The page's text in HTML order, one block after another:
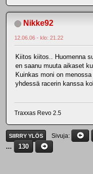
Nikke92
12.06.06 - klo: 21.22
Kiitos kiitos.. Huomenna
en saanu muuta aikaset
Kuinkas moni on
yhdessä racerin kanssa
Traxxas Revo 2.5
SIIRRY YLÖS Sivuja
...
130